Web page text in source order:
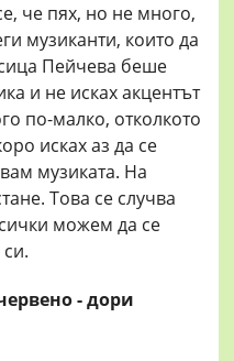
че пях, но не много,
музиканти, които да
Пейчева беше
и не исках акцентът
по-малко, отколкото
исках аз да се
музиката. На
Това се случва
можем да се
- дори